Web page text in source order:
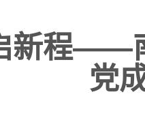
新程——
党